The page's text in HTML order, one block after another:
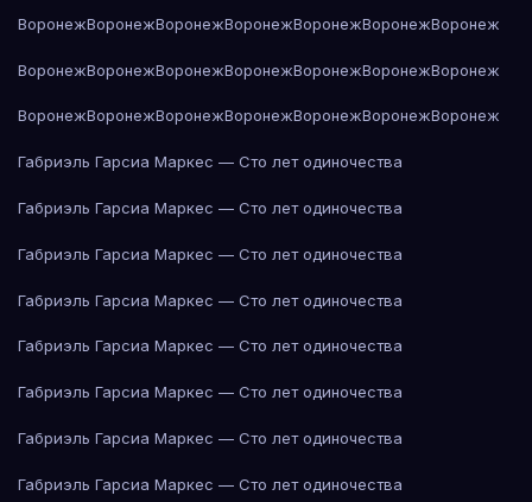
ВоронежВоронежВоронежВоронежВоронежВоронежВоронеж
ВоронежВоронежВоронежВоронежВоронежВоронежВоронеж
ВоронежВоронежВоронежВоронежВоронежВоронежВоронеж
Габриэль Гарсиа Маркес — Сто лет одиночества
Габриэль Гарсиа Маркес — Сто лет одиночества
Габриэль Гарсиа Маркес — Сто лет одиночества
Габриэль Гарсиа Маркес — Сто лет одиночества
Габриэль Гарсиа Маркес — Сто лет одиночества
Габриэль Гарсиа Маркес — Сто лет одиночества
Габриэль Гарсиа Маркес — Сто лет одиночества
Габриэль Гарсиа Маркес — Сто лет одиночества